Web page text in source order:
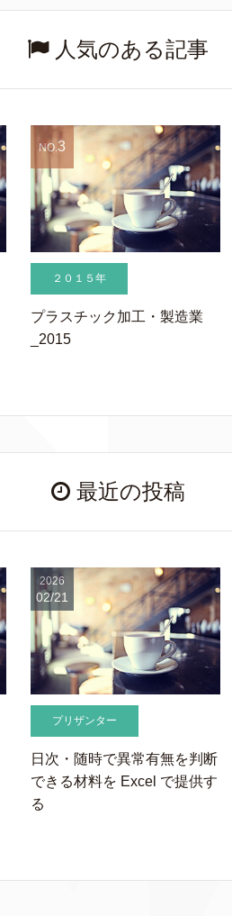
人気のある記事
２０１５年
プラスチック加工・製造業
_2015
NO.3
最近の投稿
プリザンター
日次・随時で異常有無を判断
できる材料を Excel で提供す
る
2026
02/21